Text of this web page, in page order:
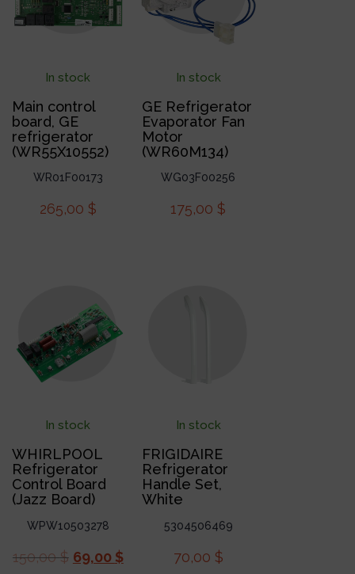
In stock
Main control
board, GE
refrigerator
(WR55X10552)
WR01F00173
265,00 $
In stock
GE Refrigerator
Evaporator Fan
Motor
(WR60M134)
WG03F00256
175,00 $
In stock
WHIRLPOOL
Refrigerator
Control Board
(Jazz Board)
WPW10503278
150,00$ 69,00 $
In stock
FRIGIDAIRE
Refrigerator
Handle Set,
White
5304506469
70,00 $